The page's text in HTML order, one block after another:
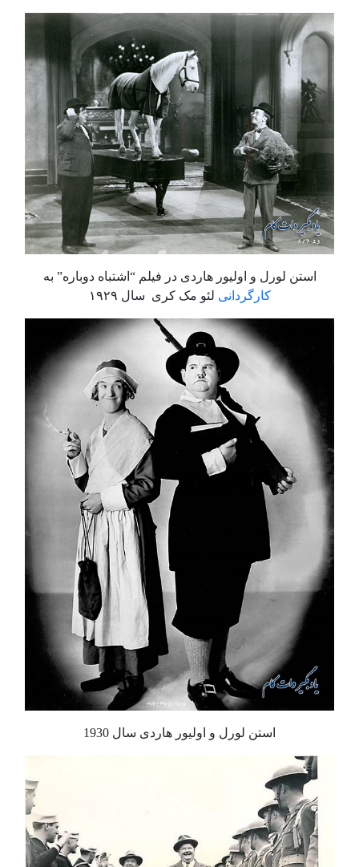
استن لورل و اولیور هاردی در فیلم “اشتباه دوباره” به
کارگردانی لئو مک ‌کری سال ۱۹۲۹
استن لورل و اولیور هاردی سال 1930